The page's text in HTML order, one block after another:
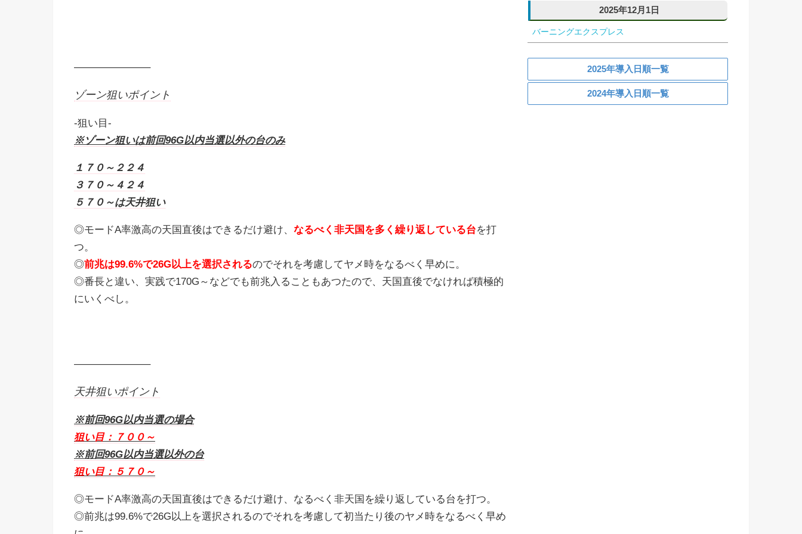
———————–
ゾーン狙いポイント
-狙い目-
※ゾーン狙いは前回96G以内当選以外の台のみ
１７０～２２４
３７０～４２４
５７０～は天井狙い
◎モードA率激高の天国直後はできるだけ避け、 なるべく非天国を多く繰り返している台を打
つ。
◎前兆は99.6%で26G以上を選択されるのでそれを考慮してヤメ時をなるべく早めに。
◎番長と違い、実践で170G～などでも前兆入ることもあつたので、天国直後でなければ積極的
にいくべし。
———————–
天井狙いポイント
※前回96G以内当選の場合
狙い目：７００～
※前回96G以内当選以外の台
狙い目：５７０～
◎モードA率激高の天国直後はできるだけ避け、なるべく非天国を繰り返している台を打つ。
◎前兆は99.6%で26G以上を選択されるのでそれを考慮して初当たり後のヤメ時をなるべく早め
2025年12月1日
バーニングエクスプレス
2025年導入日順一覧
2024年導入日順一覧